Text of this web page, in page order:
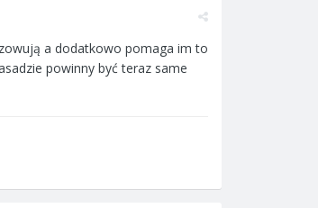
a dodatkowo pomaga im to
powinny być teraz same